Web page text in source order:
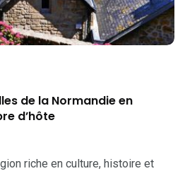
de la Normandie en
d’hôte
riche en culture, histoire et